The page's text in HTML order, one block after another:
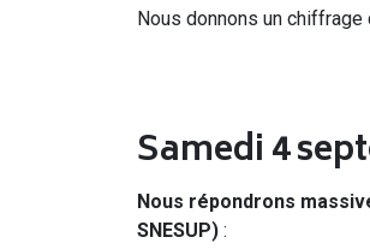
Nous donnons un
Samedi 4
Nous répondrons
SNESUP) :